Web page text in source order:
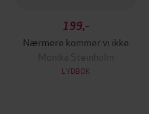
199,-
Nærmere kommer vi ikke
Monika Steinholm
LYDBOK